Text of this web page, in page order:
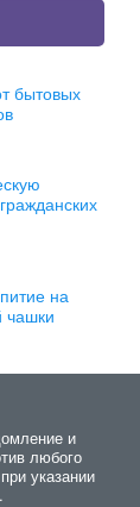
бытовых
на
чашки
и
любого
указании